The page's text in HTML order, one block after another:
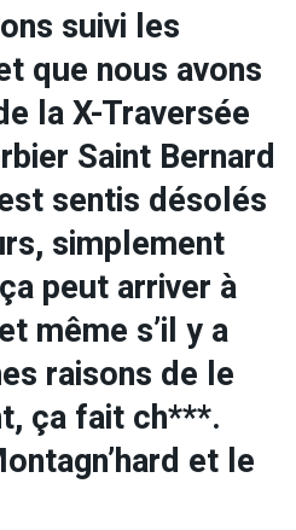
suivi les
que nous avons
la X-Traversée
Saint Bernard
sentis désolés
simplement
peut arriver à
même s’il y a
raisons de le
ça fait ch***.
et le